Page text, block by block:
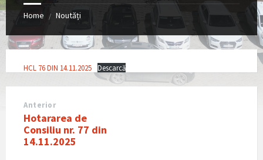
Home / Noutăți
HCL 76 DIN 14.11.2025 Descarcă
Anterior
Hotararea de
Consiliu nr. 77 din
14.11.2025